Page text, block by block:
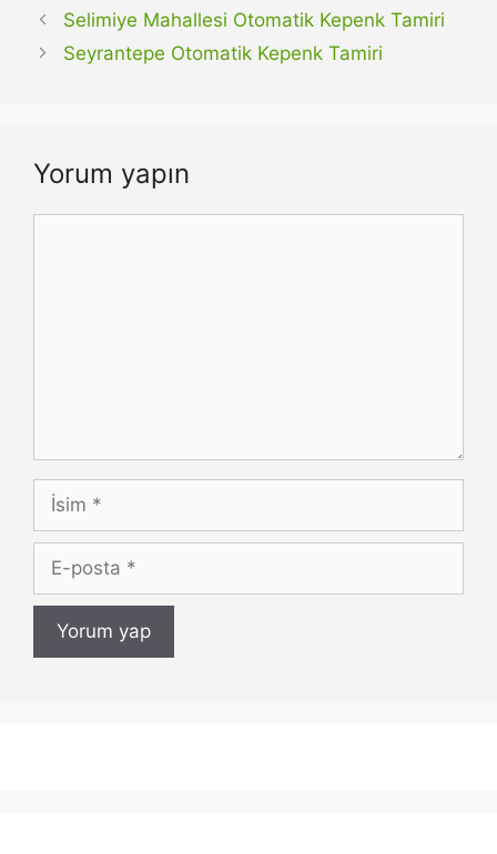
Selimiye Mahallesi Otomatik Kepenk Tamiri
Seyrantepe Otomatik Kepenk Tamiri
Yorum yapın
İsim
posta